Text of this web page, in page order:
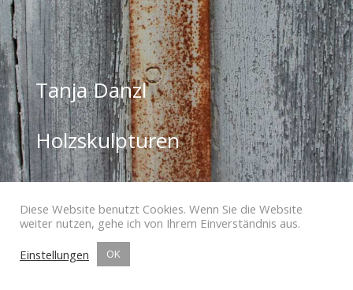
Tanja Danzl
Holzskulpturen
Diese Website benutzt Cookies. Wenn Sie die Website
weiter nutzen, gehe ich von Ihrem Einverständnis aus.
Einstellungen
OK